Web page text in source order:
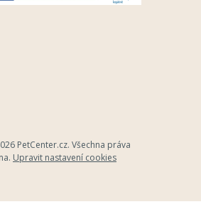
PetCenter.cz. Všechna práva
Upravit nastavení cookies